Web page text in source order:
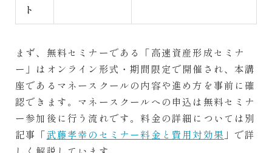
ト
まず、無料セミナーである「高速資産形成セミナ
ー」はオンライン形式・期間限定で開催され、本講
座であるマネースクールの内容や進め方を事前に確
認できます。マネースクールへの申込は無料セミナ
ー参加後に行う流れです。料金の詳細については別
記事「武藤孝幸のセミナー料金と費用対効果 」で詳